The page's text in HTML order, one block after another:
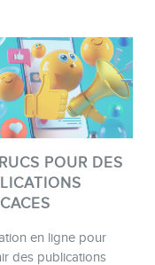
POUR DES
en ligne pour
des publications